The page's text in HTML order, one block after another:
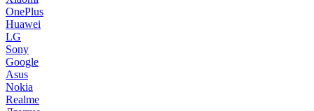
OnePlus
Huawei
LG
Sony
Google
Asus
Nokia
Realme